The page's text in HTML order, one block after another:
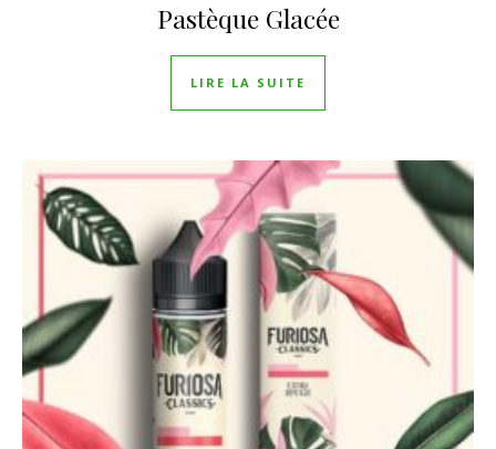
Pastèque Glacée
LIRE LA SUITE